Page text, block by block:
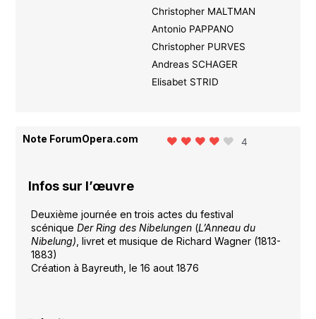
Christopher MALTMAN
Antonio PAPPANO
Christopher PURVES
Andreas SCHAGER
Elisabet STRID
Note ForumOpera.com 4
Infos sur l’œuvre
Deuxième journée en trois actes du festival
scénique Der Ring des Nibelungen(L’Anneau du
Nibelung) , livret et musique de Richard Wagner (1813-
1883)
Création à Bayreuth, le 16 aout 1876